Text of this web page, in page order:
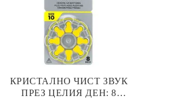
КРИСТАЛНО ЧИСТ ЗВУК
ПРЕЗ ЦЕЛИЯ ДЕН: 8